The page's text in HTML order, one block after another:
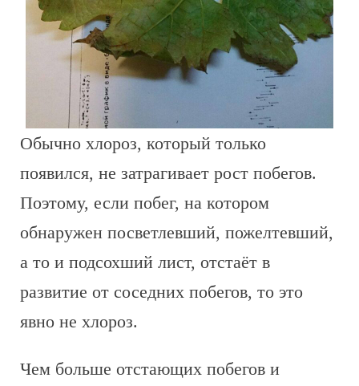
Обычно хлороз, который только
появился, не затрагивает рост побегов.
Поэтому, если побег, на котором
обнаружен посветлевший, пожелтевший,
а то и подсохший лист, отстаёт в
развитие от соседних побегов, то это
явно не хлороз.
Чем больше отстающих побегов и